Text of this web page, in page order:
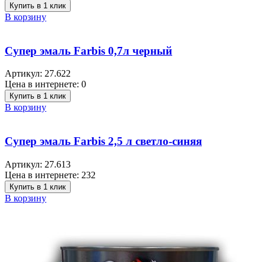
Купить в 1 клик
В корзину
Супер эмаль Farbis 0,7л черный
Артикул: 27.622
Цена в интернете: 0
Купить в 1 клик
В корзину
Супер эмаль Farbis 2,5 л cветло-синяя
Артикул: 27.613
Цена в интернете: 232
Купить в 1 клик
В корзину